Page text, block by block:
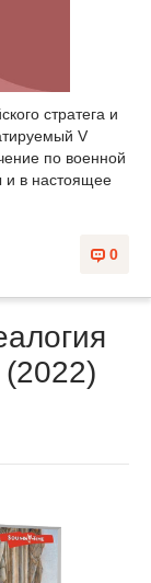
стратега и
V
по военной
и в настоящее
0